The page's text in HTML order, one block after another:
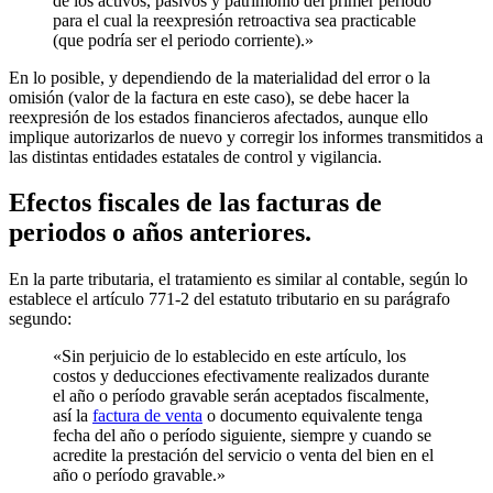
para el cual la reexpresión retroactiva sea practicable
(que podría ser el periodo corriente).»
En lo posible, y dependiendo de la materialidad del error o la
omisión (valor de la factura en este caso), se debe hacer la
reexpresión de los estados financieros afectados, aunque ello
implique autorizarlos de nuevo y corregir los informes transmitidos a
las distintas entidades estatales de control y vigilancia.
Efectos fiscales de las facturas de
periodos o años anteriores.
En la parte tributaria, el tratamiento es similar al contable, según lo
establece el artículo 771-2 del estatuto tributario en su parágrafo
segundo:
«Sin perjuicio de lo establecido en este artículo, los
costos y deducciones efectivamente realizados durante
el año o período gravable serán aceptados fiscalmente,
así la factura de venta o documento equivalente tenga
fecha del año o período siguiente, siempre y cuando se
acredite la prestación del servicio o venta del bien en el
año o período gravable.»